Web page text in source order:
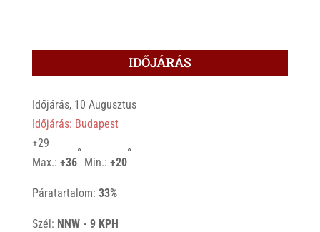
IDŐJÁRÁS
Időjárás, 10 Augusztus
Időjárás: Budapest
+29
Max.: +36
°
Min.: +20
°
Páratartalom: 33%
Szél: NNW - 9 KPH